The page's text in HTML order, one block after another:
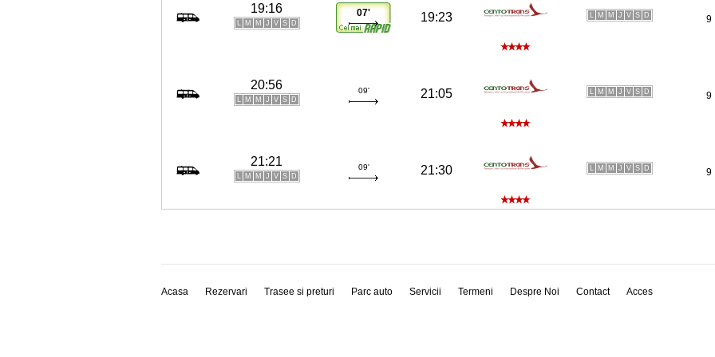
19:16
L M M J V S D
07' 19:23 L M M J V S D 9
20:56
L M M J V S D
09' 21:05 L M M J V S D 9
21:21
L M M J V S D
09' 21:30 L M M J V S D 9
Acasa Rezervari Trasee si preturi Parc auto Servicii Termeni Despre Noi Contact Acces